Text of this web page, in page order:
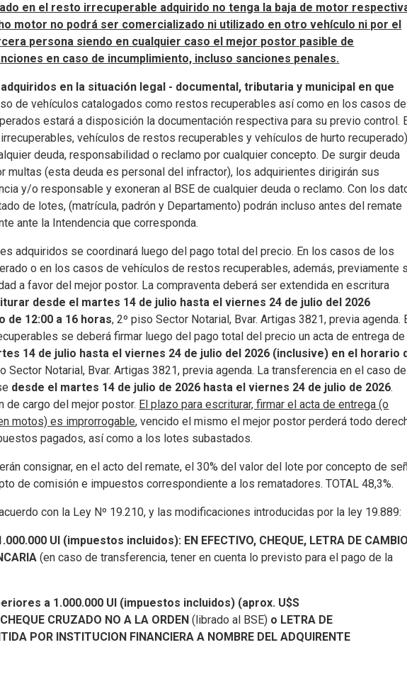
en el resto irrecuperable adquirido no tenga la baja de motor
motor no podrá ser comercializado ni utilizado en otro vehículo ni por el
persona siendo en cualquier caso el mejor postor pasible de
en caso de incumplimiento, incluso sanciones penales.
en la situación legal - documental, tributaria y municipal en que
de vehículos catalogados como restos recuperables así como en los casos de
estará a disposición la documentación respectiva para su previo control.
vehículos de restos recuperables y vehículos de hurto recuperado)
deuda, responsabilidad o reclamo por cualquier concepto. De surgir deuda
multas (esta deuda es personal del infractor), los adquirientes dirigirán sus
y/o responsable y exoneran al BSE de cualquier deuda o reclamo. Con los
de lotes, (matrícula, padrón y Departamento) podrán incluso antes del remate
ante la Intendencia que corresponda.
adquiridos se coordinará luego del pago total del precio. En los casos de los
o en los casos de vehículos de restos recuperables, además, previamente
a favor del mejor postor. La compraventa deberá ser extendida en escritura
desde el martes 14 de julio hasta el viernes 24 de julio del 2026
de 12:00 a 16 horas, 2º piso Sector Notarial, Bvar. Artigas 3821, previa agenda.
se deberá firmar luego del pago total del precio un acta de entrega de
14 de julio hasta el viernes 24 de julio del 2026 (inclusive) en el horario
Sector Notarial, Bvar. Artigas 3821, previa agenda. La transferencia en el caso de
desde el martes 14 de julio de 2026 hasta el viernes 24 de julio de 2026.
cargo del mejor postor. El plazo para escriturar, firmar el acta de entrega (o
motos) es improrrogable, vencido el mismo el mejor postor perderá todo
pagados, así como a los lotes subastados.
consignar, en el acto del remate, el 30% del valor del lote por concepto de
de comisión e impuestos correspondiente a los rematadores. TOTAL 48,3%.
con la Ley Nº 19.210, y las modificaciones introducidas por la ley 19.889:
UI (impuestos incluidos): EN EFECTIVO, CHEQUE, LETRA DE CAMBIO
(en caso de transferencia, tener en cuenta lo previsto para el pago de la
a 1.000.000 UI (impuestos incluidos) (aprox. U$S
CRUZADO NO A LA ORDEN (librado al BSE) o LETRA DE
POR INSTITUCION FINANCIERA A NOMBRE DEL ADQUIRENTE